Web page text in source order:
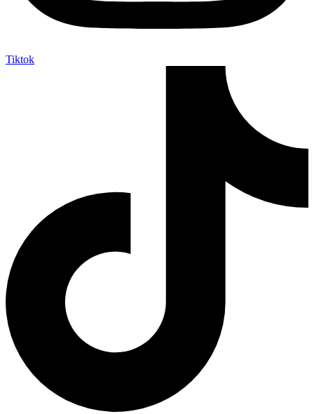
Tiktok